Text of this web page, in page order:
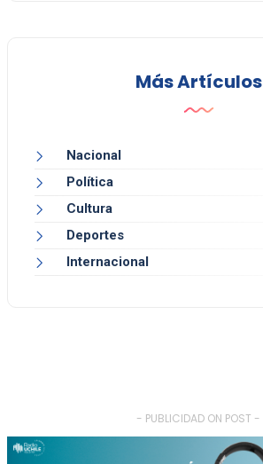
Más Artículos
Nacional
Política
Cultura
Deportes
Internacional
- PUBLICIDAD ON POST -